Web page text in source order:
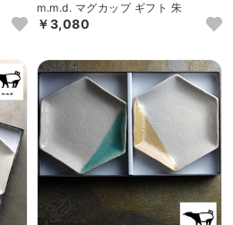
m.m.d. マグカップ ギフト 朱
￥3,080